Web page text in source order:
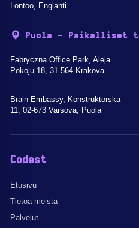
Lontoo, Englanti
Puola - Paikalliset
Fabryczna Office Park, Aleja
Pokoju 18, 31-564 Krakova
Brain Embassy, Konstruktorska
11, 02-673 Varsova, Puola
Codest
Etusivu
Tietoa meistä
Palvelut